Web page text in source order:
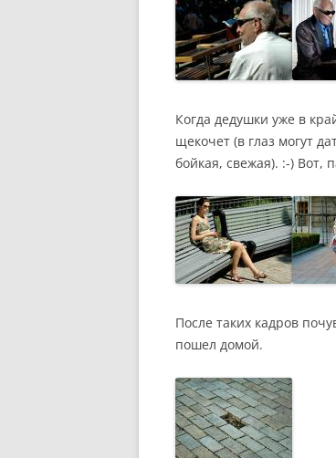
Когда дедушки уже в
щекочет (в глаз могут
бойкая, свежая). :-) Вот,
После таких кадров
пошел домой.